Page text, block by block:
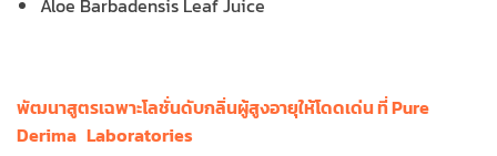
Aloe Barbadensis Leaf Juice
พัฒนาสูตรเฉพาะโลชั่นดับกลิ่นผู้สูงอายุให้โดดเด่น ที่ Pure
Derima Laboratories